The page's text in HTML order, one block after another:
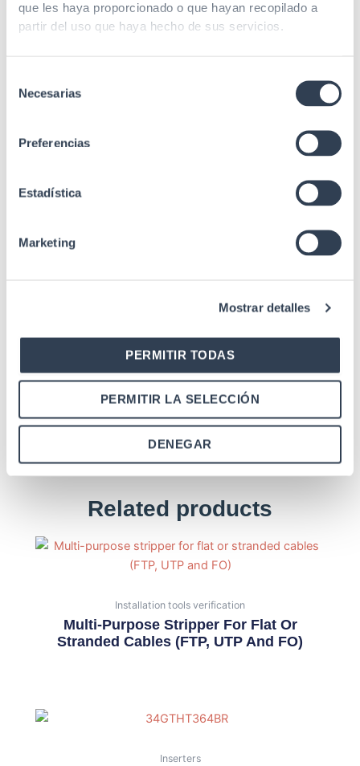
que les haya proporcionado o que hayan recopilado a
partir del uso que haya hecho de sus servicios.
Necesarias
Preferencias
Estadística
Marketing
Mostrar detalles
PERMITIR TODAS
PERMITIR LA SELECCIÓN
DENEGAR
Recubrimiento 50µ gold
Estándares
UL94-V2
Related products
Installation tools verification
Multi-Purpose Stripper For Flat Or
Stranded Cables (FTP, UTP And FO)
Inserters